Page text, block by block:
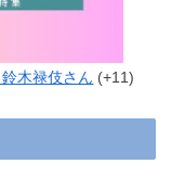
木禄伎さん +11